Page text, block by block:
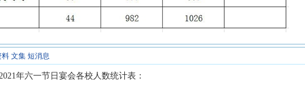
料 文集 短消息
年六一节日宴会各校人数统计表：